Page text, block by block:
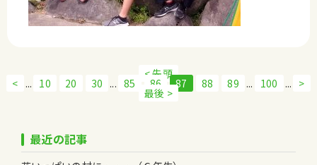
< 先頭
< ... 10 20 30 ... 85 86 87 88 89 ... 100 ... >
最後 >
最近の記事